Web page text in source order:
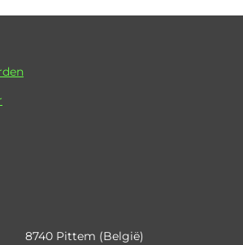
Pittem (België)